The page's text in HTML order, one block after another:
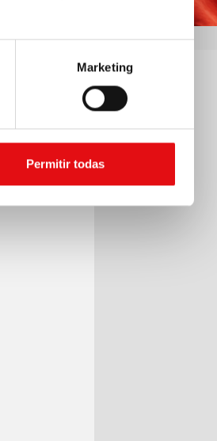
Marketing
Permitir todas